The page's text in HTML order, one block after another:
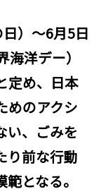
）～6月5日
海洋デー）
定め、日本
めのアクシ
い、ごみを
り前な行動
となる。